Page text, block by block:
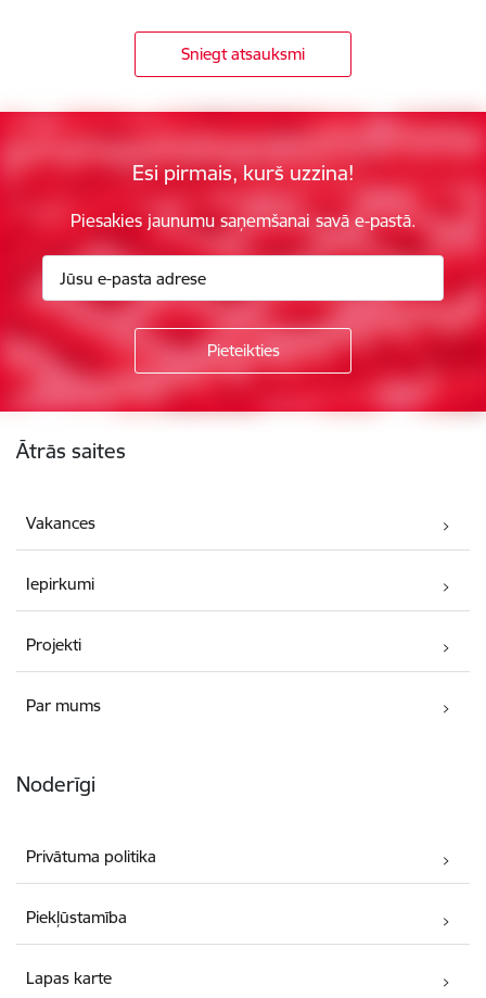
Sniegt atsauksmi
Esi pirmais, kurš uzzina!
Piesakies jaunumu saņemšanai savā e-pastā.
Ātrās saites
Vakances
Iepirkumi
Projekti
Par mums
Noderīgi
Privātuma politika
Piekļūstamība
Lapas karte